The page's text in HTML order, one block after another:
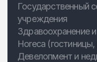
Государственный
учреждения
Здравоохранение
Horeca
Девелопмент и